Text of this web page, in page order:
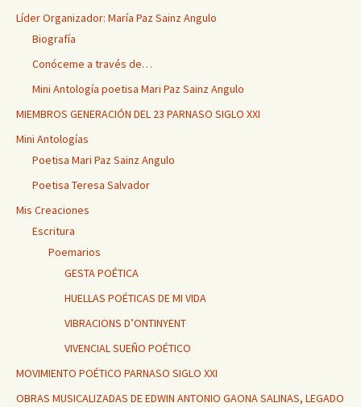
Líder Organizador: María Paz Sainz Angulo
Biografía
Conóceme a través de…
Mini Antología poetisa Mari Paz Sainz Angulo
MIEMBROS GENERACIÓN DEL 23 PARNASO SIGLO XXI
Mini Antologías
Poetisa Mari Paz Sainz Angulo
Poetisa Teresa Salvador
Mis Creaciones
Escritura
Poemarios
GESTA POÉTICA
HUELLAS POÉTICAS DE MI VIDA
VIBRACIONS D’ONTINYENT
VIVENCIAL SUEÑO POÉTICO
MOVIMIENTO POÉTICO PARNASO SIGLO XXI
OBRAS MUSICALIZADAS DE EDWIN ANTONIO GAONA SALINAS, LEGADO